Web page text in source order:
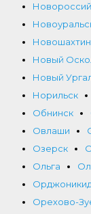
Новый
Новый
Норильск
Обнинск
Овлаши
Озерск
Ольга
Орехово-